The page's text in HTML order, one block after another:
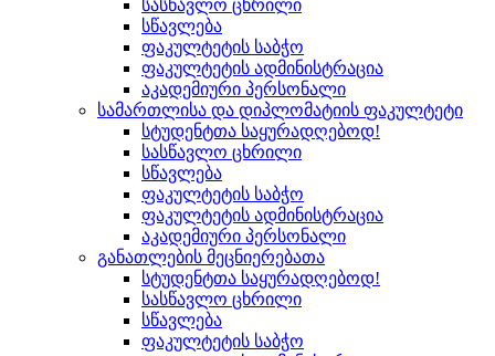
სასწავლო ცხრილი
სწავლება
ფაკულტეტის საბჭო
ფაკულტეტის ადმინისტრაცია
აკადემიური პერსონალი
სამართლისა და დიპლომატიის ფაკულტეტი
სტუდენტთა საყურადღებოდ!
სასწავლო ცხრილი
სწავლება
ფაკულტეტის საბჭო
ფაკულტეტის ადმინისტრაცია
აკადემიური პერსონალი
განათლების მეცნიერებათა
სტუდენტთა საყურადღებოდ!
სასწავლო ცხრილი
სწავლება
ფაკულტეტის საბჭო